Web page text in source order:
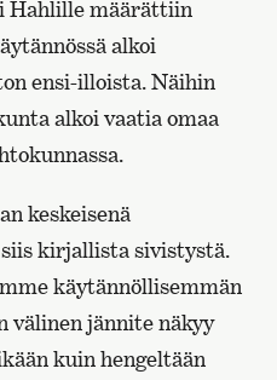
Hahlille määrättiin
alkoi
ensi-illoista. Näihin
alkoi vaatia omaa
keskeisenä
kirjallista sivistystä.
käytännöllisemmän
välinen jännite näkyy
kuin hengeltään